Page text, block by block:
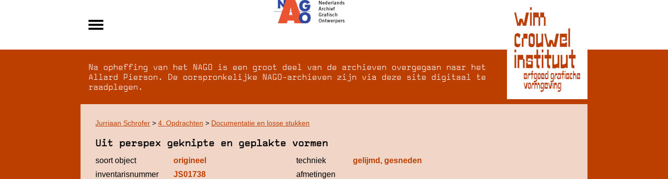
Over WCI
Inloggen
Na opheffing van het NAGO is een groot deel van de archieven overgegaan naar het
Allard Pierson. De oorspronkelijke NAGO-archieven zijn via deze site digitaal te
raadplegen.
Jurriaan Schrofer > 4. Opdrachten > Documentatie en losse stukken
Uit perspex geknipte en geplakte vormen
soort object origineel techniek
gelijmd, gesneden
inventarisnummer
JS01738
afmetingen